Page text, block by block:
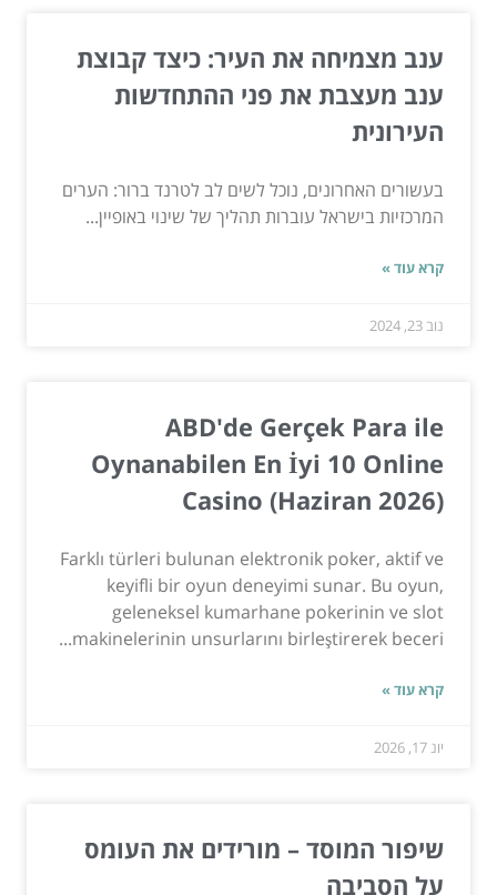
ענב מצמיחה את העיר: כיצד קבוצת
ענב מעצבת את פני ההתחדשות
העירונית
בעשורים האחרונים, נוכל לשים לב לטרנד ברור: הערים
המרכזיות בישראל עוברות תהליך של שינוי באופיין...
קרא עוד »
נוב 23, 2024
ABD'de Gerçek Para ile
Oynanabilen En İyi 10 Online
Casino (Haziran 2026)
Farklı türleri bulunan elektronik poker, aktif ve
keyifli bir oyun deneyimi sunar. Bu oyun,
geleneksel kumarhane pokerinin ve slot
makinelerinin unsurlarını birleştirerek beceri...
קרא עוד »
יונ 17, 2026
שיפור המוסד – מורידים את העומס
על הסביבה